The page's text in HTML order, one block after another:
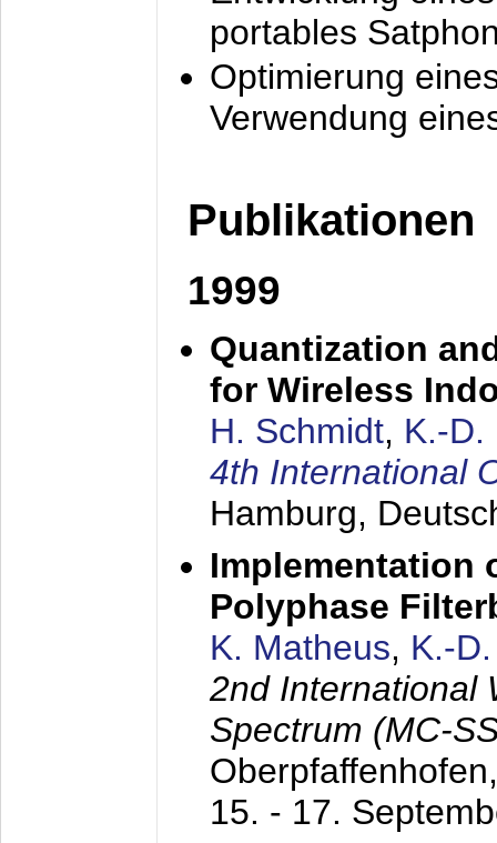
portables
Optimierung
Verwendung
Publikationen
1999
Quantization
for Wireless
H. Schmidt, K.-D.
4th International
Hamburg,
Implementation
Polyphase
K. Matheus, K.-
2nd International
Spectrum (MC-
15. - 17.